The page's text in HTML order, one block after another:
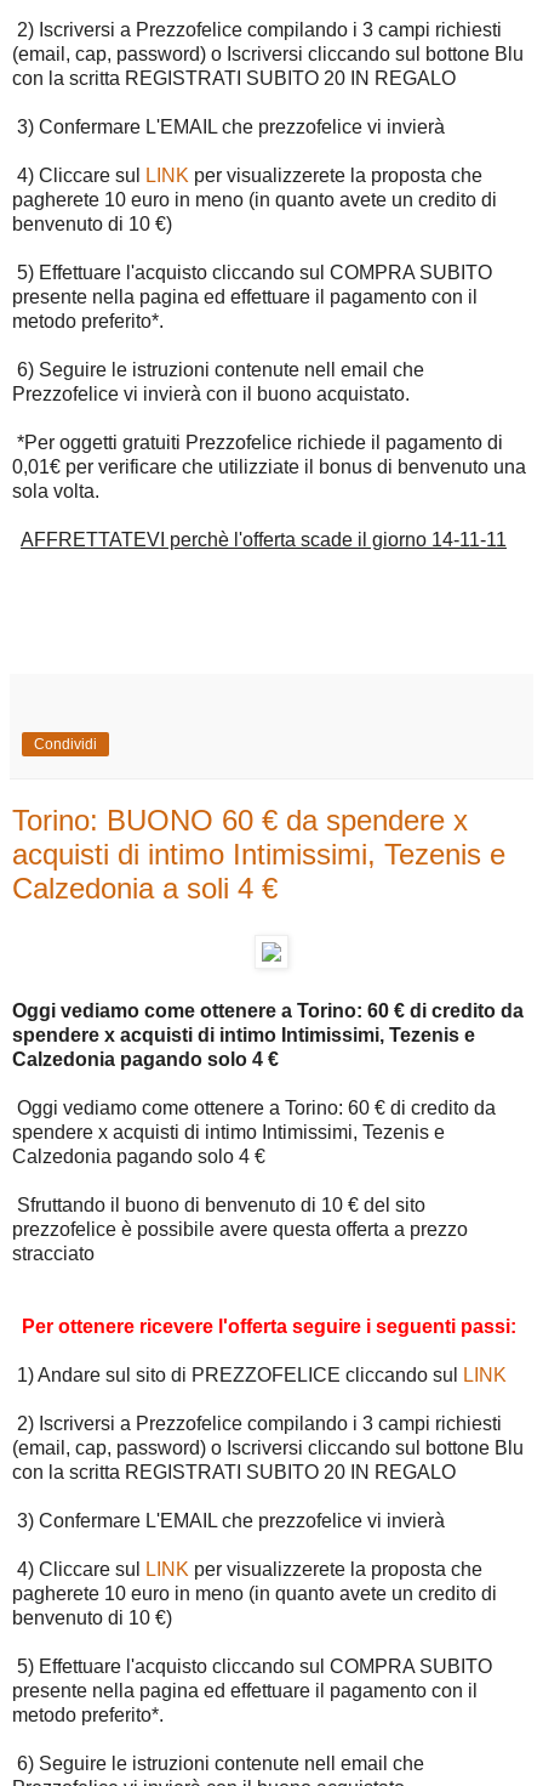
2) Iscriversi a Prezzofelice compilando i 3 campi richiesti
(email, cap, password) o Iscriversi cliccando sul bottone Blu
con la scritta REGISTRATI SUBITO 20 IN REGALO
3) Confermare L'EMAIL che prezzofelice vi invierà
4) Cliccare sul LINK per visualizzerete la proposta che
pagherete 10 euro in meno (in quanto avete un credito di
benvenuto di 10 €)
5) Effettuare l'acquisto cliccando sul COMPRA SUBITO
presente nella pagina ed effettuare il pagamento con il
metodo preferito*.
6) Seguire le istruzioni contenute nell email che
Prezzofelice vi invierà con il buono acquistato.
*Per oggetti gratuiti Prezzofelice richiede il pagamento di
0,01€ per verificare che utilizziate il bonus di benvenuto una
sola volta.
AFFRETTATEVI perchè l'offerta scade il giorno 14-11-11
Condividi
Torino: BUONO 60 € da spendere x
acquisti di intimo Intimissimi, Tezenis e
Calzedonia a soli 4 €
Oggi vediamo come ottenere a Torino: 60 € di credito da
spendere x acquisti di intimo Intimissimi, Tezenis e
Calzedonia pagando solo 4 €
Oggi vediamo come ottenere a Torino: 60 € di credito da
spendere x acquisti di intimo Intimissimi, Tezenis e
Calzedonia pagando solo 4 €
Sfruttando il buono di benvenuto di 10 € del sito
prezzofelice è possibile avere questa offerta a prezzo
stracciato
Per ottenere ricevere l'offerta seguire i seguenti passi:
1) Andare sul sito di PREZZOFELICE cliccando sul LINK
2) Iscriversi a Prezzofelice compilando i 3 campi richiesti
(email, cap, password) o Iscriversi cliccando sul bottone Blu
con la scritta REGISTRATI SUBITO 20 IN REGALO
3) Confermare L'EMAIL che prezzofelice vi invierà
4) Cliccare sul LINK per visualizzerete la proposta che
pagherete 10 euro in meno (in quanto avete un credito di
benvenuto di 10 €)
5) Effettuare l'acquisto cliccando sul COMPRA SUBITO
presente nella pagina ed effettuare il pagamento con il
metodo preferito*.
6) Seguire le istruzioni contenute nell email che